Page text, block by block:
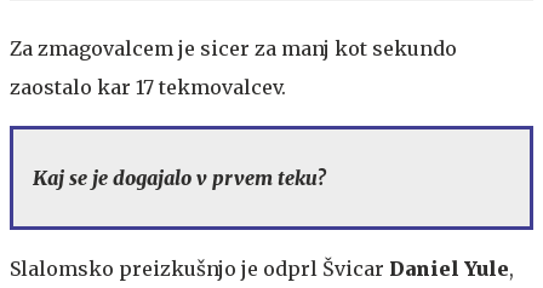
Za zmagovalcem je sicer za manj kot sekundo
zaostalo kar 17 tekmovalcev.
Kaj se je dogajalo v prvem teku?
Slalomsko preizkušnjo je odprl Švicar Daniel Yule,